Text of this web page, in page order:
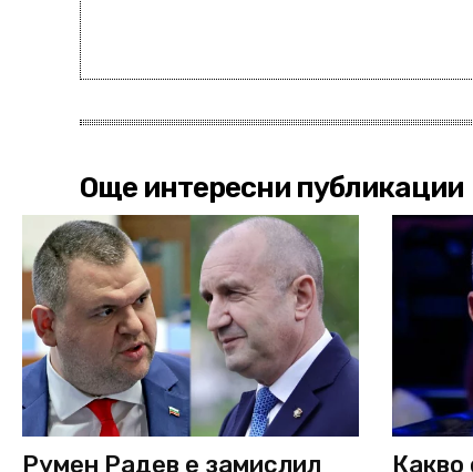
Още интересни публикации
Румен Радев е замислил Какво